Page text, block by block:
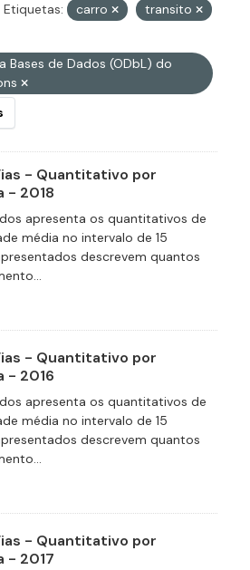
Etiquetas: carro
transito
Bases de Dados (ODbL) do
- Quantitativo por
- 2018
apresenta os quantitativos de
média no intervalo de 15
descrevem quantos
- Quantitativo por
- 2016
apresenta os quantitativos de
média no intervalo de 15
descrevem quantos
- Quantitativo por
- 2017